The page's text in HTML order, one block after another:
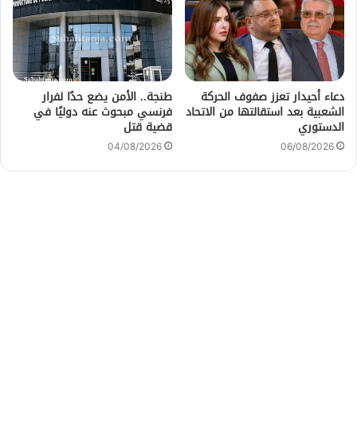
دعاء أحيدار تعزز صفوف الحركة
الشعبية بعد استقالتها من الاتحاد
الدستوري
06/08/2026
طنجة.. الأمن يضع حدًا لفرار
فرنسي مبحوث عنه دوليًا في
قضية قتل
04/08/2026